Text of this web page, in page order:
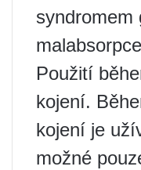
syndromem
Použití
kojení.
kojení je
možné